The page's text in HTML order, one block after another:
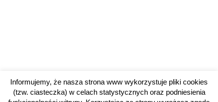
Informujemy, że nasza strona www wykorzystuje pliki cookies
(tzw. ciasteczka) w celach statystycznych oraz podniesienia